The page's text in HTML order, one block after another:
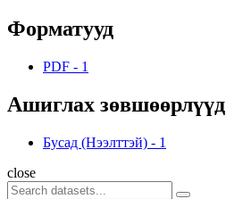
Форматууд
PDF - 1
Ашиглах зөвшөөрлүүд
Бусад (Нээлттэй) - 1
close